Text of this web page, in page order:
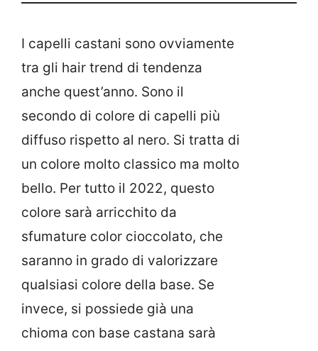
I capelli castani sono ovviamente
tra gli hair trend di tendenza
anche quest’anno. Sono il
secondo di colore di capelli più
diffuso rispetto al nero. Si tratta di
un colore molto classico ma molto
bello. Per tutto il 2022, questo
colore sarà arricchito da
sfumature color cioccolato, che
saranno in grado di valorizzare
qualsiasi colore della base. Se
invece, si possiede già una
chioma con base castana sarà